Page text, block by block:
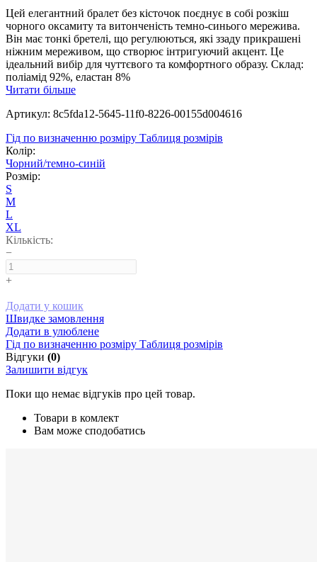
Цей елегантний бралет без кісточок поєднує в собі розкіш
чорного оксамиту та витонченість темно-синього мережива.
Він має тонкі бретелі, що регулюються, які ззаду прикрашені
ніжним мереживом, що створює інтригуючий акцент. Це
ідеальний вибір для чуттєвого та комфортного образу. Склад:
поліамід 92%, еластан 8%
Читати більше
Артикул: 8c5fda12-5645-11f0-8226-00155d004616
Гід по визначенню розміру Таблиця розмірів
Колір:
Чорний/темно-синій
Розмір:
S
M
L
XL
Кількість:
−
+
Додати у кошик
Швидке замовлення
Додати в улюблене
Гід по визначенню розміру Таблиця розмірів
Відгуки (0)
Залишити відгук
Поки що немає відгуків про цей товар.
Товари в комлект
Вам може сподобатись